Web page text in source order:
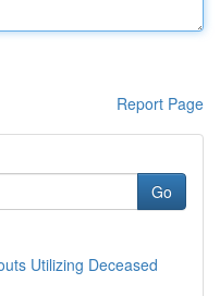
Report Page
Go
Utilizing Deceased